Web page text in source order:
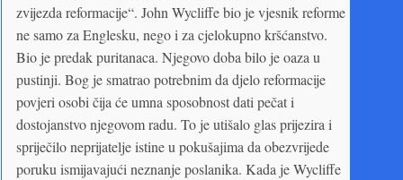
zvijezda reformacije“. John Wycliffe bio je vjesnik reforme
ne samo za Englesku, nego i za cjelokupno kršćanstvo.
Bio je predak puritanaca. Njegovo doba bilo je oaza u
pustinji. Bog je smatrao potrebnim da djelo reformacije
povjeri osobi čija će umna sposobnost dati pečat i
dostojanstvo njegovom radu. To je utišalo glas prijezira i
spriječilo neprijatelje istine u pokušajima da obezvrijede
poruku ismijavajući neznanje poslanika. Kada je Wycliffe